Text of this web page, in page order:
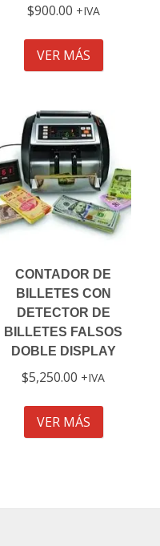
$900.00 IVA
VER MÁS
CONTADOR DE
BILLETES CON
DETECTOR DE
BILLETES FALSOS
DOBLE DISPLAY
$5,250.00 IVA
VER MÁS